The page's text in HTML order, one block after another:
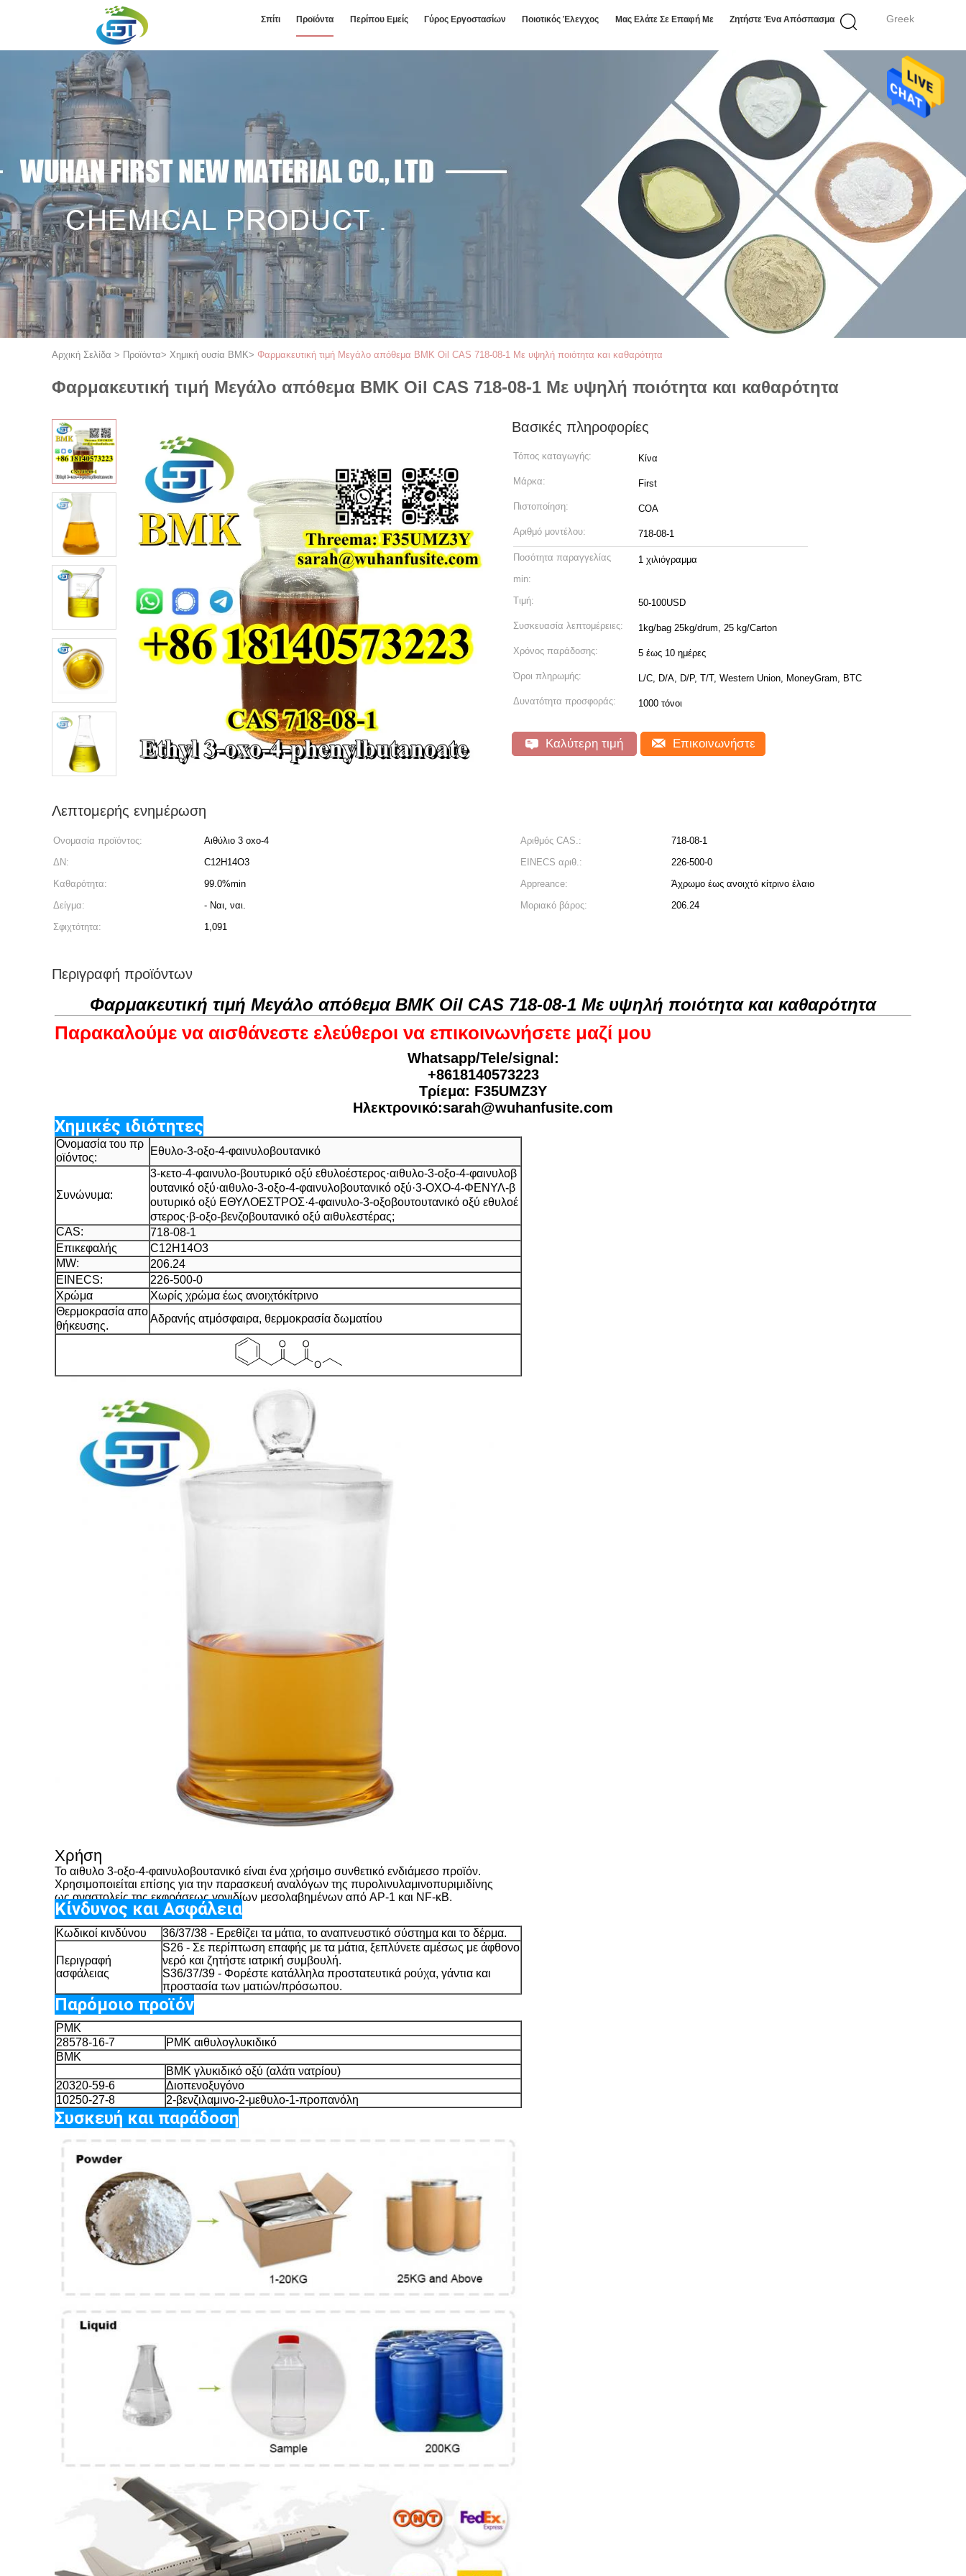
Greek
Σπίτι Προϊόντα Περίπου Εμείς Γύρος Εργοστασίων Ποιοτικός Έλεγχος Μας Ελάτε Σε Επαφή Με Ζητήστε Ένα Απόσπασμα
Αρχική Σελίδα > Προϊόντα> Χημική ουσία BMK> Φαρμακευτική τιμή Μεγάλο απόθεμα BMK Oil CAS 718-08-1 Με υψηλή ποιότητα και καθαρότητα
Φαρμακευτική τιμή Μεγάλο απόθεμα BMK Oil CAS 718-08-1 Με υψηλή ποιότητα και καθαρότητα
Βασικές πληροφορίες
Τόπος καταγωγής: Κίνα
Μάρκα: First
Πιστοποίηση: COA
Αριθμό μοντέλου: 718-08-1
Ποσότητα παραγγελίας
min:
1 χιλιόγραμμα
Τιμή: 50-100USD
Συσκευασία λεπτομέρειες: 1kg/bag 25kg/drum, 25 kg/Carton
Χρόνος παράδοσης: 5 έως 10 ημέρες
Όροι πληρωμής: L/C, D/A, D/P, T/T, Western Union, MoneyGram, BTC
Δυνατότητα προσφοράς: 1000 τόνοι
Καλύτερη τιμή Επικοινωνήστε
Λεπτομερής ενημέρωση
Ονομασία προϊόντος: Αιθύλιο 3 oxo-4 Αριθμός CAS.:
718-08-1
ΔΝ:
C12H14O3 EINECS αριθ.:
226-500-0
Καθαρότητα:
99.0%min Appreance:
Άχρωμο έως ανοιχτό κίτρινο έλαιο
Δείγμα:
- Ναι, ναι. Μοριακό βάρος:
206.24
Σφιχτότητα:
1,091
Περιγραφή προϊόντων
Φαρμακευτική τιμή Μεγάλο απόθεμα BMK Oil CAS 718-08-1 Με υψηλή ποιότητα και καθαρότητα
Παρακαλούμε να αισθάνεστε ελεύθεροι να επικοινωνήσετε μαζί μου
Whatsapp/Tele/signal:
+8618140573223
Τρίεμα: F35UMZ3Y
Ηλεκτρονικό:sarah@wuhanfusite.com
Χημικές ιδιότητες
Ονομασία του πρ
οϊόντος:
Εθυλο-3-οξο-4-φαινυλοβουτανικό
Συνώνυμα:
3-κετο-4-φαινυλο-βουτυρικό οξύ εθυλοέστερος·αιθυλο-3-οξο-4-φαινυλοβ
ουτανικό οξύ·αιθυλο-3-οξο-4-φαινυλοβουτανικό οξύ·3-ΟΧΟ-4-ΦΕΝΥΛ-β
ουτυρικό οξύ ΕΘΥΛΟΕΣΤΡΟΣ·4-φαινυλο-3-οξοβουτουτανικό οξύ εθυλοέ
στερος·β-οξο-βενζοβουτανικό οξύ αιθυλεστέρας;
CAS:
718-08-1
Επικεφαλής
C12H14O3
MW:
206.24
EINECS:
226-500-0
Χρώμα
Χωρίς χρώμα έως ανοιχτόκίτρινο
Θερμοκρασία απο
θήκευσης.
Αδρανής ατμόσφαιρα, θερμοκρασία δωματίου
Χρήση
Το αιθυλο 3-οξο-4-φαινυλοβουτανικό είναι ένα χρήσιμο συνθετικό ενδιάμεσο προϊόν.
Χρησιμοποιείται επίσης για την παρασκευή αναλόγων της πυρολινυλαμινοπυριμιδίνης
ως αναστολείς της εκφράσεως γονιδίων μεσολαβημένων από AP-1 και NF-κB.
Κίνδυνος και Ασφάλεια
Κωδικοί κινδύνου 36/37/38 - Ερεθίζει τα μάτια, το αναπνευστικό σύστημα και το δέρμα.
Περιγραφή
ασφάλειας
S26 - Σε περίπτωση επαφής με τα μάτια, ξεπλύνετε αμέσως με άφθονο
νερό και ζητήστε ιατρική συμβουλή.
S36/37/39 - Φορέστε κατάλληλα προστατευτικά ρούχα, γάντια και
προστασία των ματιών/πρόσωπου.
Παρόμοιο προϊόν
PMK
28578-16-7
PMK αιθυλογλυκιδικό
BMK
BMK γλυκιδικό οξύ (αλάτι νατρίου)
20320-59-6
Διοπενοξυγόνο
10250-27-8
2-βενζιλαμινο-2-μεθυλο-1-προπανόλη
Συσκευή και παράδοση